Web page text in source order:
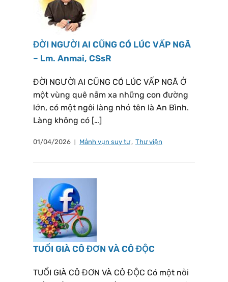
ĐỜI NGƯỜI AI CŨNG CÓ LÚC VẤP NGÃ
– Lm. Anmai, CSsR
ĐỜI NGƯỜI AI CŨNG CÓ LÚC VẤP NGÃ Ở
một vùng quê nằm xa những con đường
lớn, có một ngôi làng nhỏ tên là An Bình.
Làng không có […]
01/04/2026 Mảnh vụn suy tư, Thư viện
TUỔI GIÀ CÔ ĐƠN VÀ CÔ ĐỘC
TUỔI GIÀ CÔ ĐƠN VÀ CÔ ĐỘC Có một nỗi